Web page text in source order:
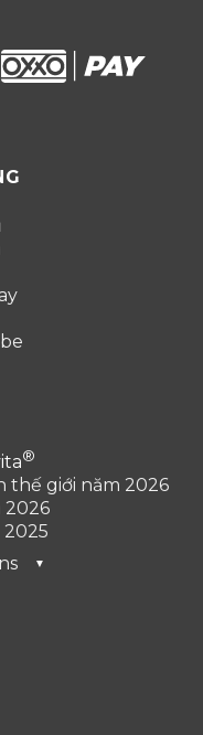
thế giới năm 2026
2026
2025
▼